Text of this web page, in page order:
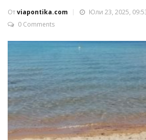
Отviapontika.com
Юли 23, 2025,
0 Comments